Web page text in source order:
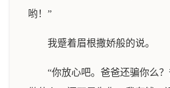
哟！”
我蹙着眉根撒娇般的说。
“你放心吧。爸爸还骗你么